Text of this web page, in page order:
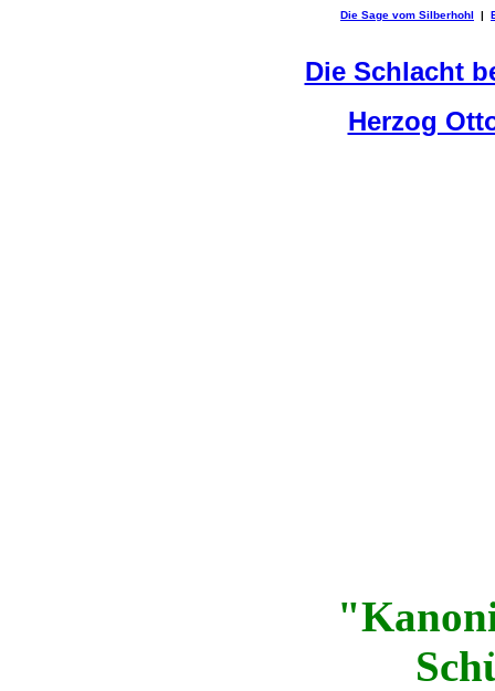
Die Sage vom Silberhohl |
Die Schlacht
Herzog